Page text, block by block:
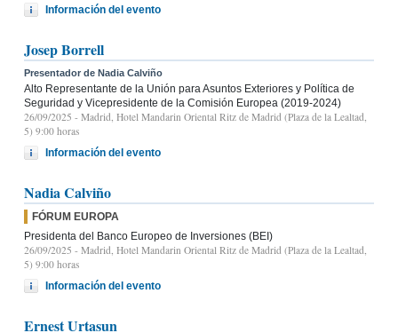
Información del evento
Josep Borrell
Presentador de Nadia Calviño
Alto Representante de la Unión para Asuntos Exteriores y Política de
Seguridad y Vicepresidente de la Comisión Europea (2019-2024)
26/09/2025 - Madrid, Hotel Mandarin Oriental Ritz de Madrid (Plaza de la Lealtad,
5) 9:00 horas
Información del evento
Nadia Calviño
FÓRUM EUROPA
Presidenta del Banco Europeo de Inversiones (BEI)
26/09/2025 - Madrid, Hotel Mandarin Oriental Ritz de Madrid (Plaza de la Lealtad,
5) 9:00 horas
Información del evento
Ernest Urtasun